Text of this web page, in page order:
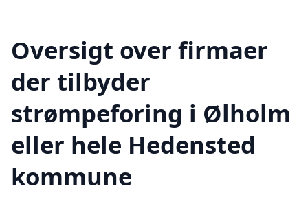
Oversigt over firmaer
der tilbyder
strømpeforing i Ølholm
eller hele Hedensted
kommune